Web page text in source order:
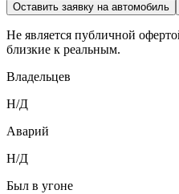
Оставить заявку на автомобиль
Не является публичной
близкие к реальным.
Владельцев
Н/Д
Аварий
Н/Д
Был в угоне